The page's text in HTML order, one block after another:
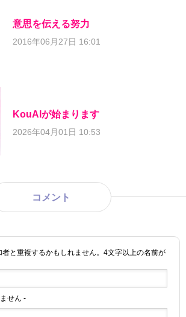
意思を伝える努力
2016年06月27日 16:01
KouAIが始まります
2026年04月01日 10:53
コメント
と重複するかもしれません。4文字以上の名前が
せん -